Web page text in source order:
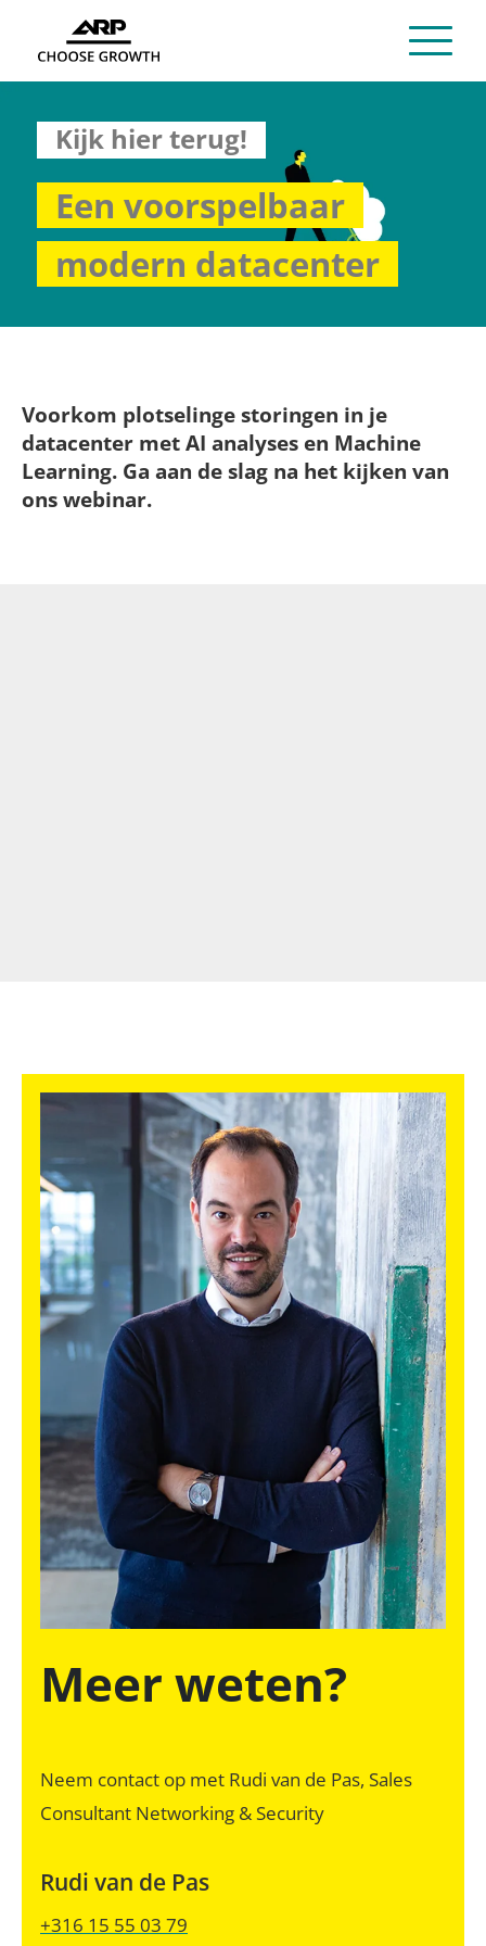
Kijk hier terug!
Een voorspelbaar
modern datacenter
Voorkom plotselinge storingen in je
datacenter met AI analyses en Machine
Learning. Ga aan de slag na het kijken van
ons webinar.
Meer weten?
Neem contact op met Rudi van de Pas, Sales
Consultant Networking & Security
Rudi van de Pas
+316 15 55 03 79